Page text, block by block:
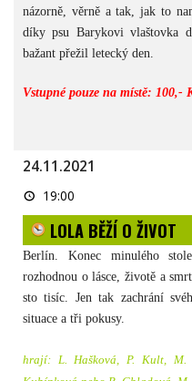
názorně, věrně a tak, jak to
díky psu Barykovi vlaštovka
bažant přežil letecký den.
Vstupné pouze na místě: 100,-
24.11.2021
LOLA
BĚŽÍ
O
ŽIVOT
19:00
LOLA BĚŽÍ O ŽIVOT
Berlín. Konec minulého
rozhodnou o lásce, životě a
sto tisíc. Jen tak zachrání
situace a tři pokusy.
hrají: L. Hašková, P. Kult, M.